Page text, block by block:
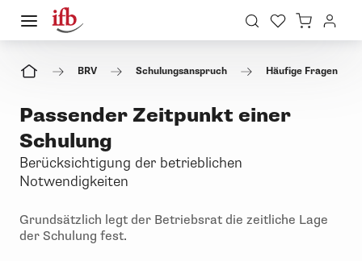
BRV Schulungsanspruch Häufige Fragen
Passender Zeitpunkt einer
Schulung
Berücksichtigung der betrieblichen
Notwendigkeiten
Grundsätzlich legt der Betriebsrat die zeitliche Lage
der Schulung fest.